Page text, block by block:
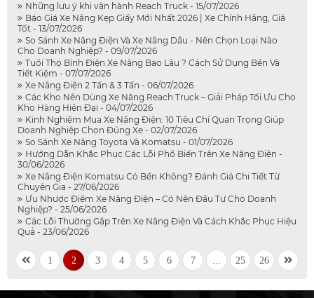
Những lưu ý khi vận hành Reach Truck - 15/07/2026
Báo Giá Xe Nâng Kẹp Giấy Mới Nhất 2026 | Xe Chính Hãng, Giá
Tốt - 13/07/2026
So Sánh Xe Nâng Điện Và Xe Nâng Dầu - Nên Chọn Loại Nào
Cho Doanh Nghiệp? - 09/07/2026
Tuổi Thọ Bình Điện Xe Nâng Bao Lâu ? Cách Sử Dụng Bền Và
Tiết Kiệm - 07/07/2026
Xe Nâng Điện 2 Tấn & 3 Tấn - 06/07/2026
Các Kho Nên Dùng Xe Nâng Reach Truck – Giải Pháp Tối Ưu Cho
Kho Hàng Hiện Đại - 04/07/2026
Kinh Nghiệm Mua Xe Nâng Điện: 10 Tiêu Chí Quan Trọng Giúp
Doanh Nghiệp Chọn Đúng Xe - 02/07/2026
So Sánh Xe Nâng Toyota Và Komatsu - 01/07/2026
Hướng Dẫn Khắc Phục Các Lỗi Phổ Biến Trên Xe Nâng Điện -
30/06/2026
Xe Nâng Điện Komatsu Có Bền Không? Đánh Giá Chi Tiết Từ
Chuyên Gia - 27/06/2026
Ưu Nhược Điểm Xe Nâng Điện – Có Nên Đầu Tư Cho Doanh
Nghiệp? - 25/06/2026
Các Lỗi Thường Gặp Trên Xe Nâng Điện Và Cách Khắc Phục Hiệu
Quả - 23/06/2026
1 2 3 4 5 6 7 25 26